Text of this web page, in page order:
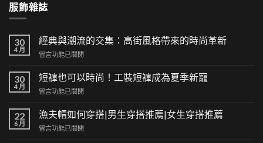
服飾雜誌
30
4 月
經典與潮流的交集：高街風格帶來的時尚革新
在
典
與
潮
的
交
集：
留言功能已關閉
30
4 月
短褲也可以時尚！工裝短褲成為夏季新寵
在
褲
也
可
留言功能已關閉
22
6 月
漁夫帽如何穿搭|男生穿搭推薦|女生穿搭推薦
在
留言功能已關閉